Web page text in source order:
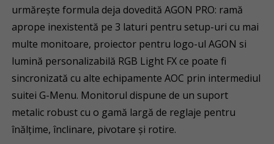
urmărește formula deja dovedită AGON PRO: ramă
aprope inexistentă pe 3 laturi pentru setup-uri cu mai
multe monitoare, proiector pentru logo-ul AGON si
lumină personalizabilă RGB Light FX ce poate fi
sincronizată cu alte echipamente AOC prin intermediul
suitei G-Menu. Monitorul dispune de un suport
metalic robust cu o gamă largă de reglaje pentru
înălțime, înclinare, pivotare și rotire.